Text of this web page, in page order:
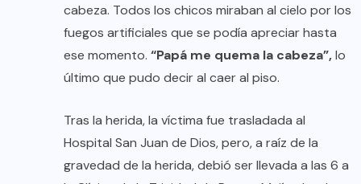
cabeza. Todos los chicos miraban al cielo por los
fuegos artificiales que se podía apreciar hasta
ese momento. “Papá me quema la cabeza”,lo
último que pudo decir al caer al piso.
Tras la herida, la víctima fue trasladada al
Hospital San Juan de Dios, pero, a raíz de la
gravedad de la herida, debió ser llevada a las 6 a